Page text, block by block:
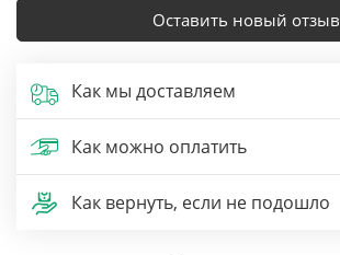
Оставить новый отзыв
Как мы доставляем
Как можно оплатить
Как вернуть, если не подошло